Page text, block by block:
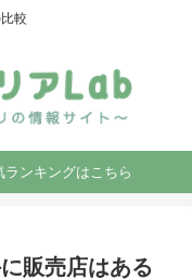
較
ンキングはこちら
販売店はある